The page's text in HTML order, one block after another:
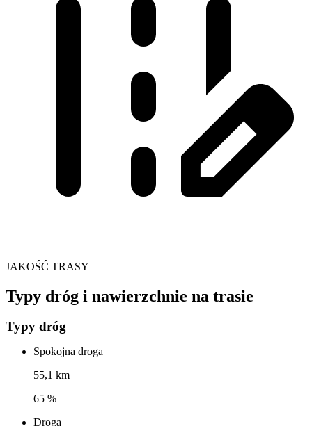
JAKOŚĆ TRASY
Typy dróg i nawierzchnie na trasie
Typy dróg
Spokojna droga
55,1 km
65 %
Droga